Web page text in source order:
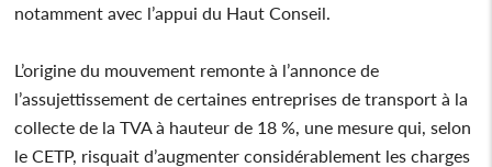
notamment avec l’appui du Haut Conseil.
L’origine du mouvement remonte à l’annonce de
l’assujettissement de certaines entreprises de transport à la
collecte de la TVA à hauteur de 18 %, une mesure qui, selon
le CETP, risquait d’augmenter considérablement les charges